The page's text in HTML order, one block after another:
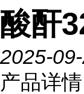
酸酐
2025-
产品详情